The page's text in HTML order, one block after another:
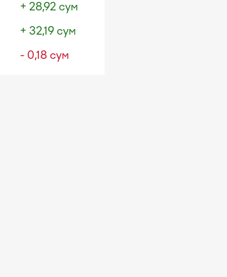
+ 28,92 сум
+ 32,19 сум
- 0,18 сум